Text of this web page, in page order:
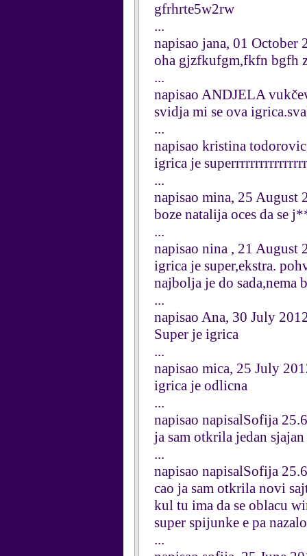
gfrhrte5w2rw
...
napisao jana, 01 October
oha gjzfkufgm,fkfn bgfh
...
napisao ANDJELA
svidja mi se ova
...
napisao kristina
igrica je
...
napisao mina, 25 August
boze natalija oces da se
...
napisao nina , 21 August
igrica je super,ekstra.
najbolja je do
...
napisao Ana, 30 July
Super je igrica
...
napisao mica, 25 July
igrica je odlicna
...
napisao napisalSofija
ja sam otkrila jedan
...
napisao napisalSofija
cao ja sam otkrila novi
kul tu ima da se oblacu
super spijunke e pa
...